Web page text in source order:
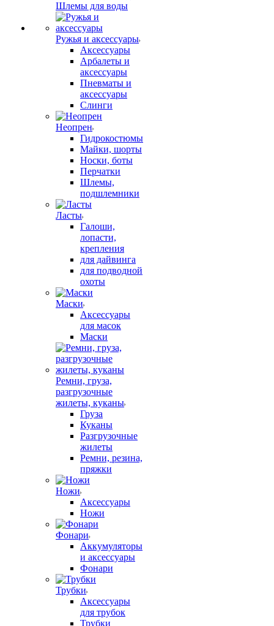
Шлемы для воды
Ружья и аксессуары
Аксессуары
Арбалеты и
аксессуары
Пневматы и
аксессуары
Слинги
Неопрен
Гидрокостюмы
Майки, шорты
Носки, боты
Перчатки
Шлемы,
подшлемники
Ласты
Галоши,
лопасти,
крепления
для дайвинга
для подводной
охоты
Маски
Аксессуары
для масок
Маски
Ремни, груза,
разгрузочные
жилеты, куканы
Груза
Куканы
Разгрузочные
жилеты
Ремни, резина,
пряжки
Ножи
Аксессуары
Ножи
Фонари
Аккумуляторы
и аксессуары
Фонари
Трубки
Аксессуары
для трубок
Трубки